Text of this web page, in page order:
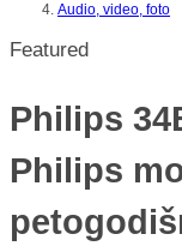
Audio, video, foto
Featured
Philips
Philips